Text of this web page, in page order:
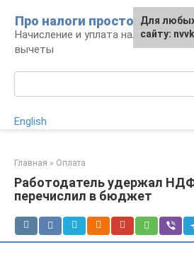
контенту
Про налоги просто
Начисление и уплата налогов,
вычеты
English
Главная » Оплата
Работодатель удержал
перечислил в бюджет
Для
сайту: